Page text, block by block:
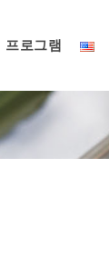
프로그램